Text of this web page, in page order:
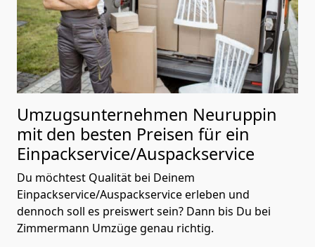
Umzugsunternehmen Neuruppin
mit den besten Preisen für ein
Einpackservice/Auspackservice
Du möchtest Qualität bei Deinem
Einpackservice/Auspackservice erleben und
dennoch soll es preiswert sein? Dann bis Du bei
Zimmermann Umzüge genau richtig.